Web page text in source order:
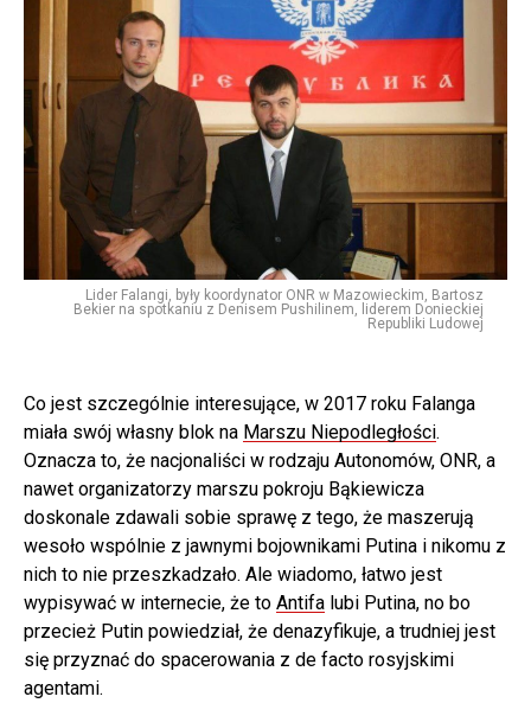
Lider Falangi, były koordynator ONR w Mazowieckim, Bartosz
Bekier na spotkaniu z Denisem Pushilinem, liderem Donieckiej
Republiki Ludowej
Co jest szczególnie interesujące, w 2017 roku Falanga
miała swój własny blok na Marszu Niepodległości.
Oznacza to, że nacjonaliści w rodzaju Autonomów, ONR, a
nawet organizatorzy marszu pokroju Bąkiewicza
doskonale zdawali sobie sprawę z tego, że maszerują
wesoło wspólnie z jawnymi bojownikami Putina i nikomu z
nich to nie przeszkadzało. Ale wiadomo, łatwo jest
wypisywać w internecie, że to Antifa lubi Putina, no bo
przecież Putin powiedział, że denazyfikuje, a trudniej jest
się przyznać do spacerowania z de facto rosyjskimi
agentami.